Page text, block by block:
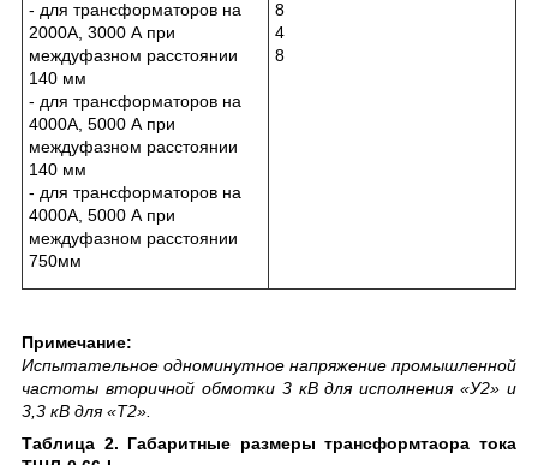
- для трансформаторов на
2000А, 3000 А при
междуфазном расстоянии
140 мм
- для трансформаторов на
4000А, 5000 А при
междуфазном расстоянии
140 мм
- для трансформаторов на
4000А, 5000 А при
междуфазном расстоянии
750мм
8
4
8
Примечание:
Испытательное одноминутное напряжение промышленной
частоты вторичной обмотки 3 кВ для исполнения «У2» и
3,3 кВ для «Т2».
Таблица 2. Габаритные размеры трансформтаора тока